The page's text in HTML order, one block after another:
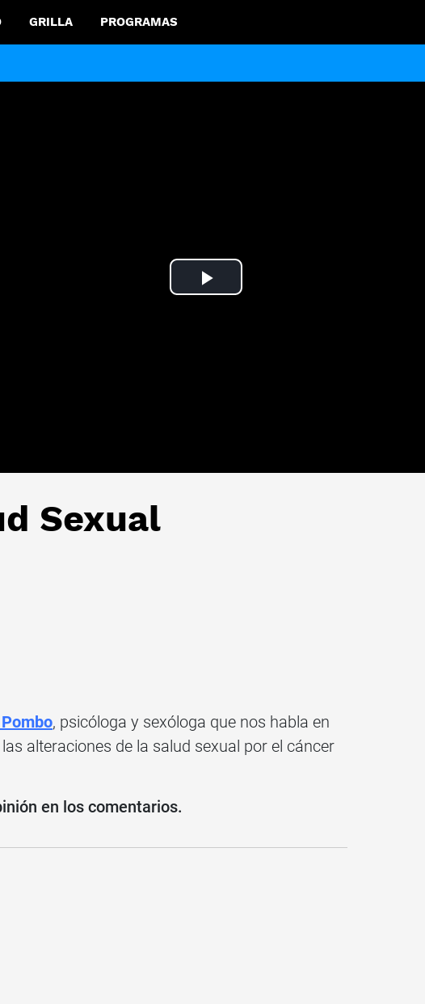
GRILLA PROGRAMAS
Play
Sexual
, psicóloga y sexóloga que nos habla en
alteraciones de la salud sexual por el cáncer
en los comentarios.